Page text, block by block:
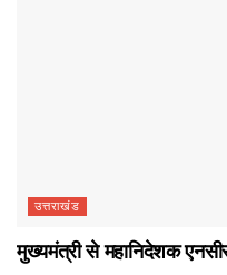
उत्तराखंड
मुख्यमंत्री से महानिदेशक